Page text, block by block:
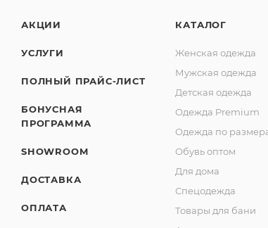
АКЦИИ
УСЛУГИ
ПОЛНЫЙ ПРАЙС-ЛИСТ
БОНУСНАЯ
ПРОГРАММА
SHOWROOM
ДОСТАВКА
ОПЛАТА
КАТАЛОГ
Женская одежда
Мужская одежда
Детская одежда
Одежда Premium
Одежда по
Обувь оптом
Для дома
Спецодежда
Товары для бани